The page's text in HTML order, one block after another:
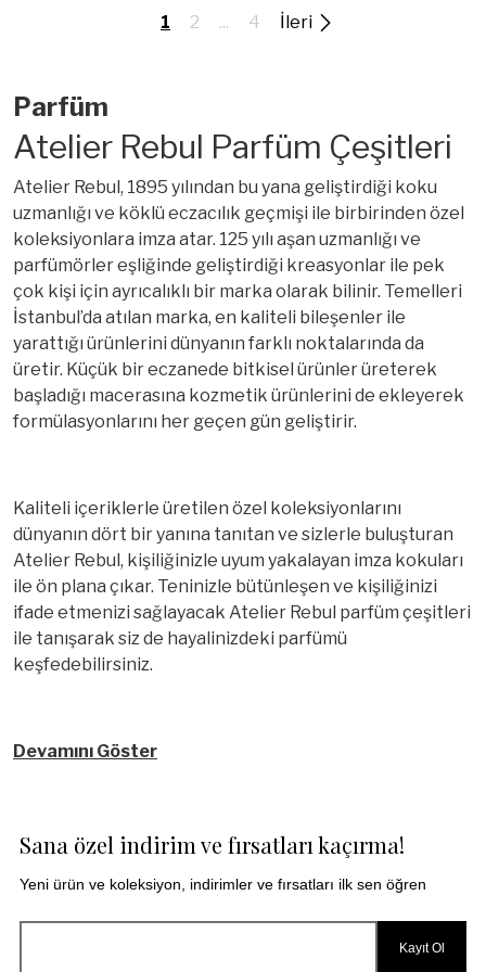
1 2 ... 4 İleri
Parfüm
Atelier Rebul Parfüm Çeşitleri
Atelier Rebul, 1895 yılından bu yana geliştirdiği koku
uzmanlığı ve köklü eczacılık geçmişi ile birbirinden özel
koleksiyonlara imza atar. 125 yılı aşan uzmanlığı ve
parfümörler eşliğinde geliştirdiği kreasyonlar ile pek
çok kişi için ayrıcalıklı bir marka olarak bilinir. Temelleri
İstanbul’da atılan marka, en kaliteli bileşenler ile
yarattığı ürünlerini dünyanın farklı noktalarında da
üretir. Küçük bir eczanede bitkisel ürünler üreterek
başladığı macerasına kozmetik ürünlerini de ekleyerek
formülasyonlarını her geçen gün geliştirir.
Kaliteli içeriklerle üretilen özel koleksiyonlarını
dünyanın dört bir yanına tanıtan ve sizlerle buluşturan
Atelier Rebul, kişiliğinizle uyum yakalayan imza kokuları
ile ön plana çıkar. Teninizle bütünleşen ve kişiliğinizi
ifade etmenizi sağlayacak Atelier Rebul parfüm çeşitleri
ile tanışarak siz de hayalinizdeki parfümü
keşfedebilirsiniz.
Devamını Göster
Sana özel indirim ve fırsatları kaçırma!
Yeni ürün ve koleksiyon, indirimler ve fırsatları ilk sen öğren
Kayıt Ol